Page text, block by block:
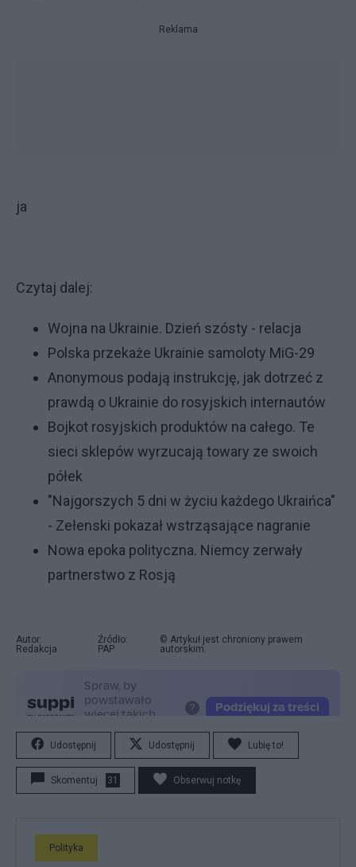
Reklama
ja
Czytaj dalej:
Wojna na Ukrainie. Dzień szósty - relacja
Polska przekaże Ukrainie samoloty MiG-29
Anonymous podają instrukcję, jak dotrzeć z
prawdą o Ukrainie do rosyjskich internautów
Bojkot rosyjskich produktów na całego. Te
sieci sklepów wyrzucają towary ze swoich
półek
"Najgorszych 5 dni w życiu każdego Ukraińca"
- Zełenski pokazał wstrząsające nagranie
Nowa epoka polityczna. Niemcy zerwały
partnerstwo z Rosją
Autor:
Redakcja
Źródło:
PAP
© Artykuł jest chroniony prawem
autorskim.
Udostępnij Udostępnij Lubię to!
Skomentuj 31 Obserwuj notkę
Polityka